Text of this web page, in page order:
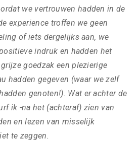
we vertrouwen hadden in de
experience troffen we geen
of iets dergelijks aan, we
indruk en hadden het
goedzak een plezierige
hadden gegeven (waar we zelf
genoten!). Wat er achter de
ik -na het (achteraf) zien van
en lezen van misselijk
te zeggen.